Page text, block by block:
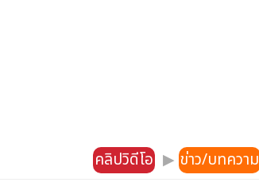
คลิปวิดีโอ ▶ ข่าว/บทความ